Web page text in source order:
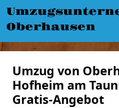
Oberhausen
Umzug von
Hofheim am
Gratis-Angebot